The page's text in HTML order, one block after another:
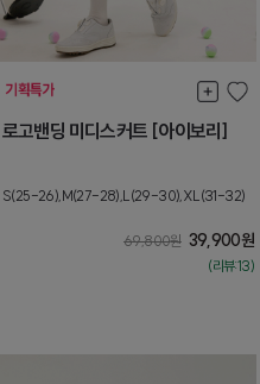
로고밴딩 미디스커트 [아이보리]
S(25-26),M(27-28),L(29-30),XL(31-32)
69,800원 39,900원
(리뷰:13)